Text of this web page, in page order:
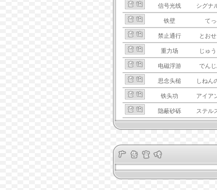
信号光线 シグナ
铁壁 て
禁止通行 とお
重力场 じゅ
电磁浮游 でん
思念头槌 しねん
铁头功 アイア
隐蔽砂砾 ステル